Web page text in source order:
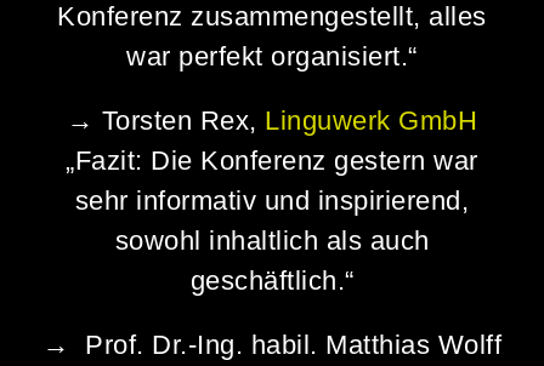
Konferenz zusammengestellt, alles
war perfekt organisiert.“
→ Torsten Rex, Linguwerk GmbH
„Fazit: Die Konferenz gestern war
sehr informativ und inspirierend,
sowohl inhaltlich als auch
geschäftlich.“
→
Prof. Dr.-Ing. habil. Matthias Wolff